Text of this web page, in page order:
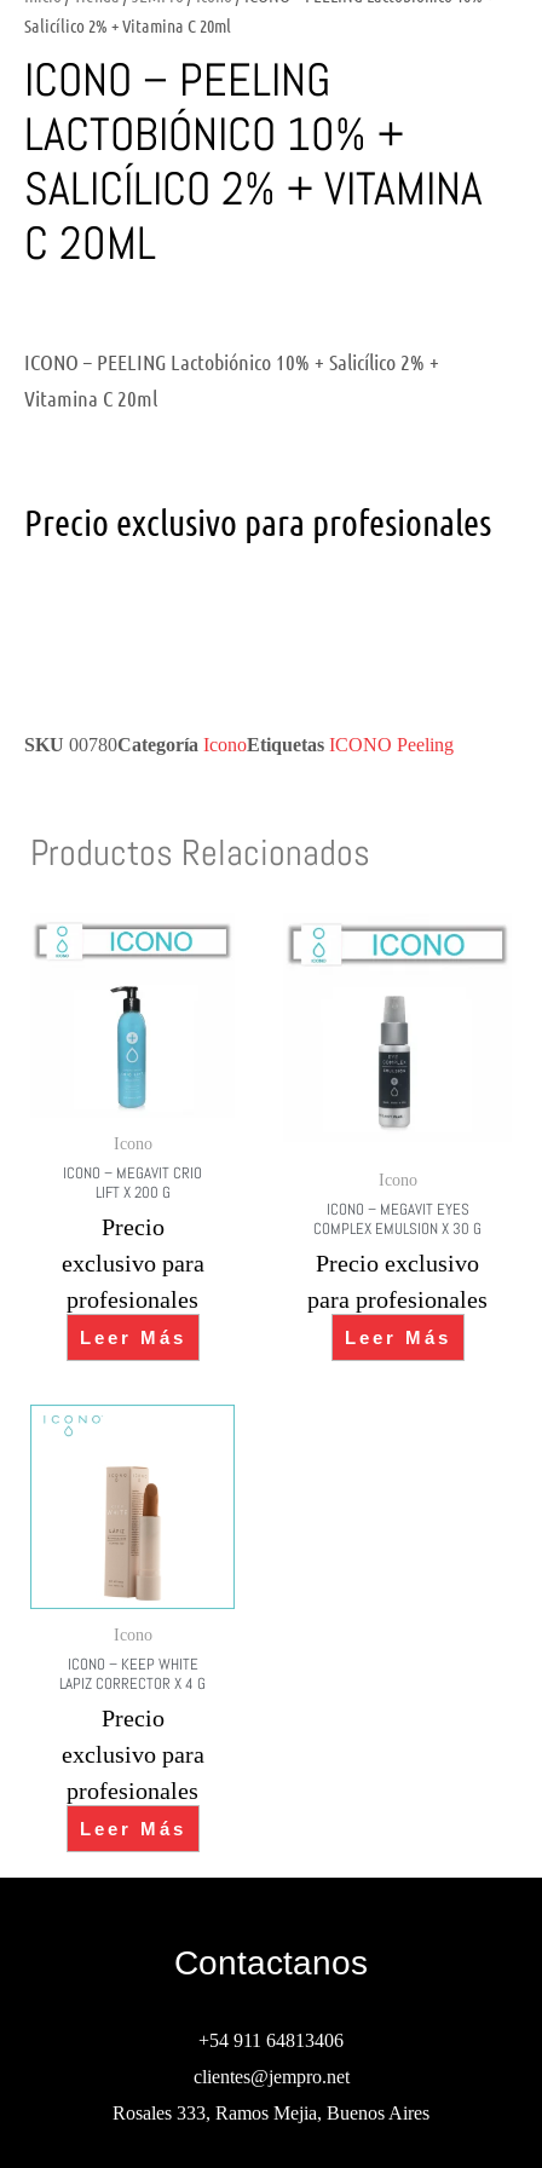
Salicílico 2% + Vitamina C 20ml
ICONO – PEELING
LACTOBIÓNICO 10% +
SALICÍLICO 2% + VITAMINA
C 20ML
ICONO – PEELING Lactobiónico 10% + Salicílico 2% +
Vitamina C 20ml
Precio exclusivo para profesionales
SKU 00780Categoría IconoEtiquetas ICONO Peeling
Productos Relacionados
Icono
ICONO – MEGAVIT CRIO
LIFT X 200 G
Precio
exclusivo para
profesionales
Leer Más
Icono
ICONO – MEGAVIT EYES
COMPLEX EMULSION X 30 G
Precio exclusivo
para profesionales
Leer Más
Icono
ICONO – KEEP WHITE
LAPIZ CORRECTOR X 4 G
Precio
exclusivo para
profesionales
Leer Más
Contactanos
+54 911 64813406
clientes@jempro.net
Rosales 333, Ramos Mejia, Buenos Aires